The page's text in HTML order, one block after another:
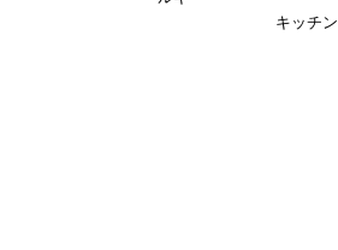
キッチン